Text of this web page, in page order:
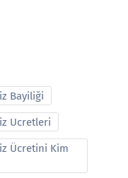
Bayiliği
Ucretleri
Ücretini Kim